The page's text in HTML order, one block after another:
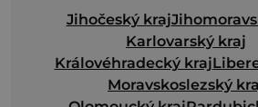
Jihočeský kraj
Karlovarský kraj
Královéhradecký kraj
Moravskoslezský